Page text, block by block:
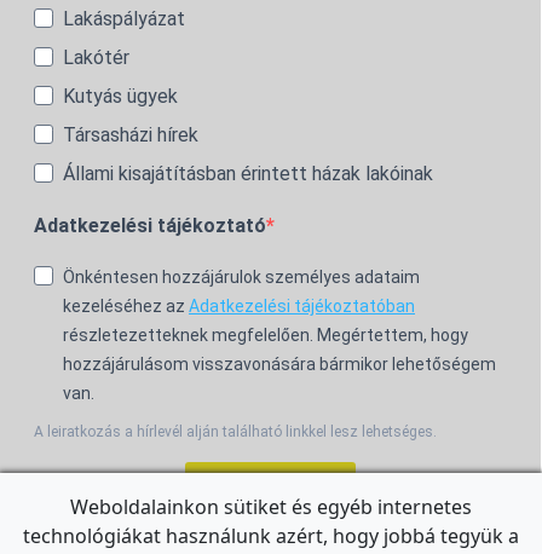
Lakáspályázat
Lakótér
Kutyás ügyek
Társasházi hírek
Állami kisajátításban érintett házak lakóinak
Adatkezelési tájékoztató
Önkéntesen hozzájárulok személyes adataim
kezeléséhez az Adatkezelési tájékoztatóban
részletezetteknek megfelelően. Megértettem, hogy
hozzájárulásom visszavonására bármikor lehetőségem
van.
A leiratkozás a hírlevél alján található linkkel lesz lehetséges.
Weboldalainkon sütiket és egyéb internetes
technológiákat használunk azért, hogy jobbá tegyük a